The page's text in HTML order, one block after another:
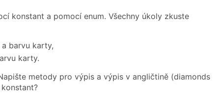
konstant a pomocí enum. Všechny úkoly zkuste
barvu karty,
karty.
metody pro výpis a výpis v angličtině (diamonds